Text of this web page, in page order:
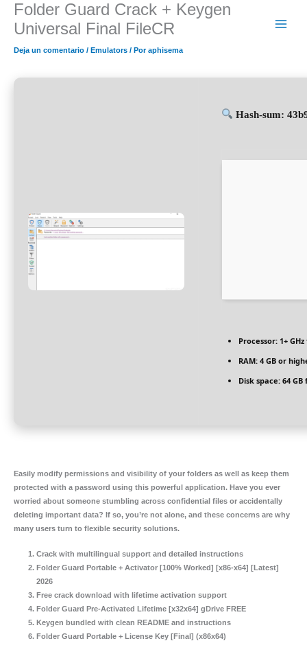
contenido
Folder Guard Crack + Keygen
Universal Final FileCR
Deja un comentario / Emulators / Poraphisema
Hash-sum:
Processor: 1+
RAM: 4 GB or
Disk space: 64
Easily modify permissions and visibility of your folders as well as keep them
protected with a password using this powerful application. Have you ever
worried about someone stumbling across confidential files or accidentally
deleting important data? If so, you’re not alone, and these concerns are why
many users turn to flexible security solutions.
Crack with multilingual support and detailed instructions
Folder Guard Portable + Activator [100% Worked] [x86-x64] [Latest]
2026
Free crack download with lifetime activation support
Folder Guard Pre-Activated Lifetime [x32x64] gDrive FREE
Keygen bundled with clean README and instructions
Folder Guard Portable + License Key [Final] (x86x64)